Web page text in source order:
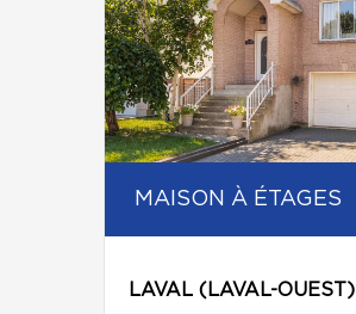
MAISON À ÉTAGES
LAVAL (LAVAL-OUEST)